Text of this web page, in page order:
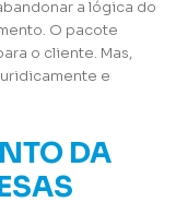
a lógica do
O pacote
o cliente. Mas,
e
DA